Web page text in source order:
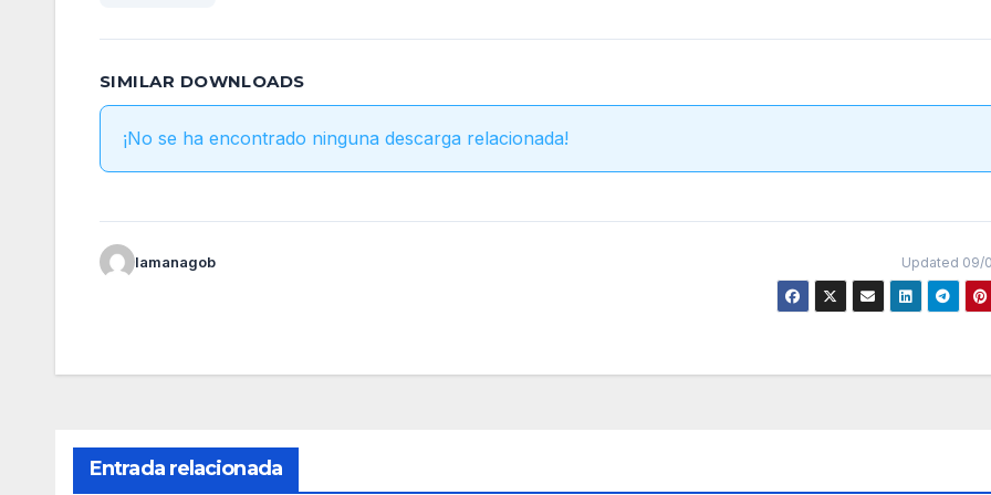
SIMILAR DOWNLOADS
¡No se ha encontrado ninguna descarga relacionada!
lamanagob Updated 09/
Entrada relacionada